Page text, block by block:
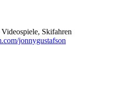
Skifahren
jonnygustafson